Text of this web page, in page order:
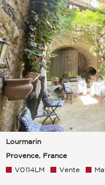
Lourmarin
Provence, France
V0114LM Vente